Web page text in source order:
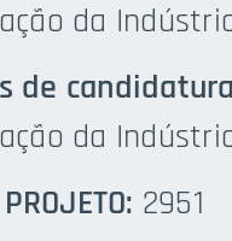
da
de
da
2951